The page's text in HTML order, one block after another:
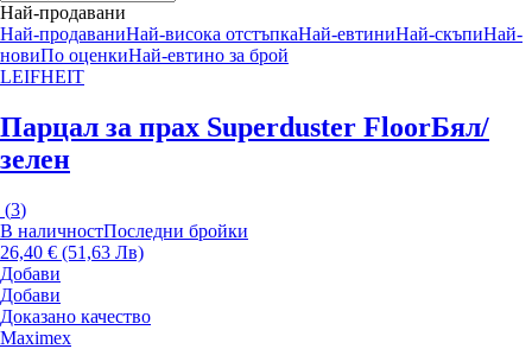
Най-продавани
Най-продаваниНай-висока отстъпкаНай-евтиниНай-скъпиНай-
новиПо оценкиНай-евтино за брой
LEIFHEIT
Парцал за прах Superduster FloorБял/
зелен
(3)
В наличностПоследни бройки
26,40 € (51,63 Лв)
Добави
Добави
Доказано качество
Maximex